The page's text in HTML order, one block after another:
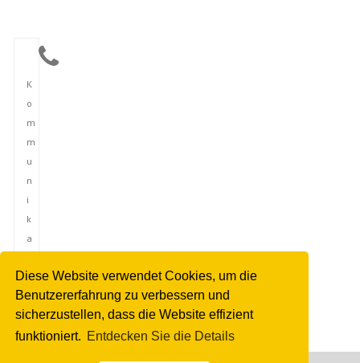
Diese Website verwendet Cookies, um die
Benutzererfahrung zu verbessern und
sicherzustellen, dass die Website effizient
funktioniert. Entdecken Sie die Details
K
o
m
m
u
n
i
k
a
i
o
n